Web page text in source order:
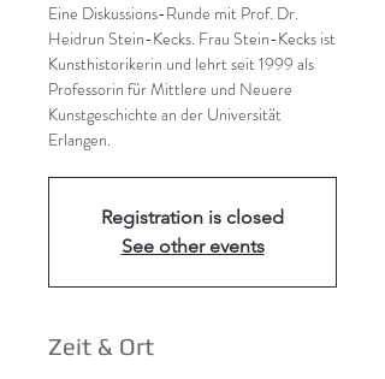
Eine Diskussions-Runde mit Prof. Dr.
Heidrun Stein-Kecks. Frau Stein-Kecks ist
Kunsthistorikerin und lehrt seit 1999 als
Professorin für Mittlere und Neuere
Kunstgeschichte an der Universität
Erlangen.
Registration is closed
See other events
Zeit & Ort